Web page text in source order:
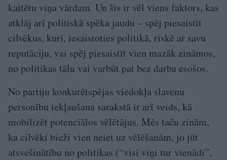
kaitētu viņa vārdam. Un šis ir vēl viens faktors, kas
atklāj arī politiskā spēka jaudu – spēj piesaistīt
cilvēkus, kuri, iesaistoties politikā, riskē ar savu
reputāciju, vai spēj piesaistīt vien mazāk zināmos,
no politikas tālu vai varbūt pat bez darba esošos.
No partiju konkurētspējas viedokļa slavenu
personību iekļaušana sarakstā ir arī veids, kā
mobilizēt potenciālos vēlētājus. Mēs taču zinām,
ka cilvēki bieži vien neiet uz vēlēšanām, jo jūt
atsvešinātību no politikas (“visi viņi tur vienādi”,